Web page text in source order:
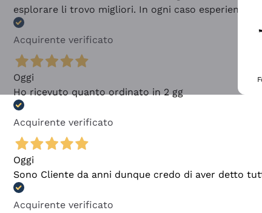
esplorare li trovo migliori. In ogni caso esperienza
Acquirente verificato
Oggi
Ho ricevuto quanto ordinato in 2 gg
Acquirente verificato
Oggi
Sono Cliente da anni dunque credo di aver detto
Acquirente verificato